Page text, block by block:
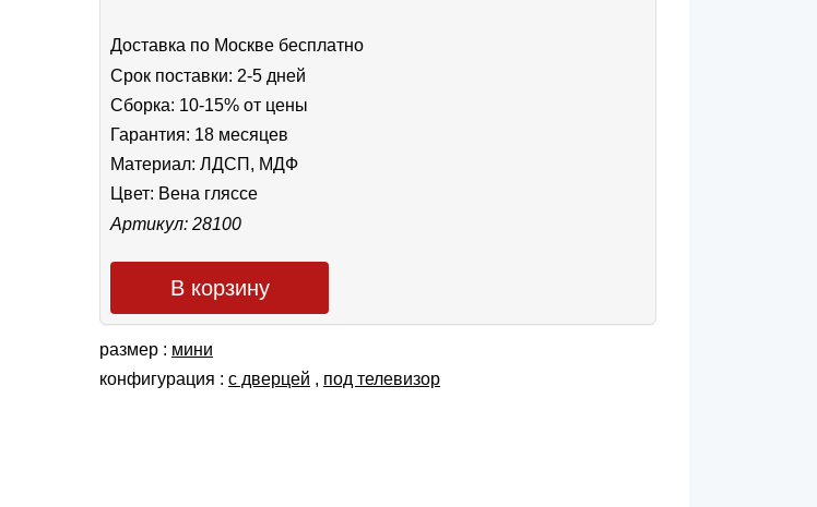
Доставка по Москве бесплатно
Срок поставки: 2-5 дней
Сборка: 10-15% от цены
Гарантия: 18 месяцев
Материал: ЛДСП, МДФ
Цвет: Вена гляссе
Артикул: 28100
В корзину
размер : мини
конфигурация : с дверцей , под телевизор